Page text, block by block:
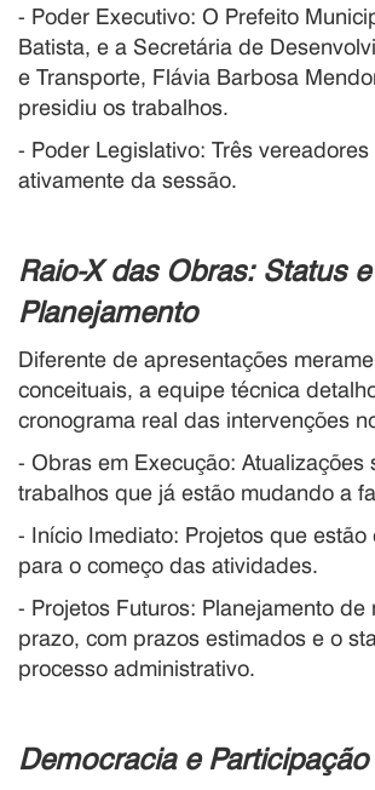
- Poder Executivo: O Prefeito
Batista, e a Secretária de
e Transporte, Flávia Barbosa
presidiu os trabalhos.
- Poder Legislativo: Três
ativamente da sessão.
Raio-X das Obras: Status e
Planejamento
Diferente de apresentações
conceituais, a equipe técnica
cronograma real das intervenções
- Obras em Execução: Atualizações
trabalhos que já estão mudando a
- Início Imediato: Projetos que estão
para o começo das atividades.
- Projetos Futuros: Planejamento
prazo, com prazos estimados e o
processo administrativo.
Democracia e